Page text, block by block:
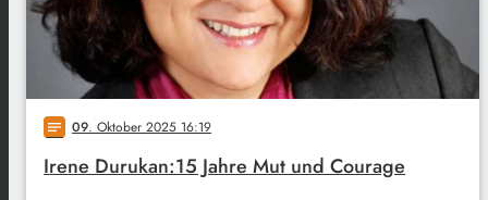
notes 09. Oktober 2025 16:19
Irene Durukan:15 Jahre Mut und Courage